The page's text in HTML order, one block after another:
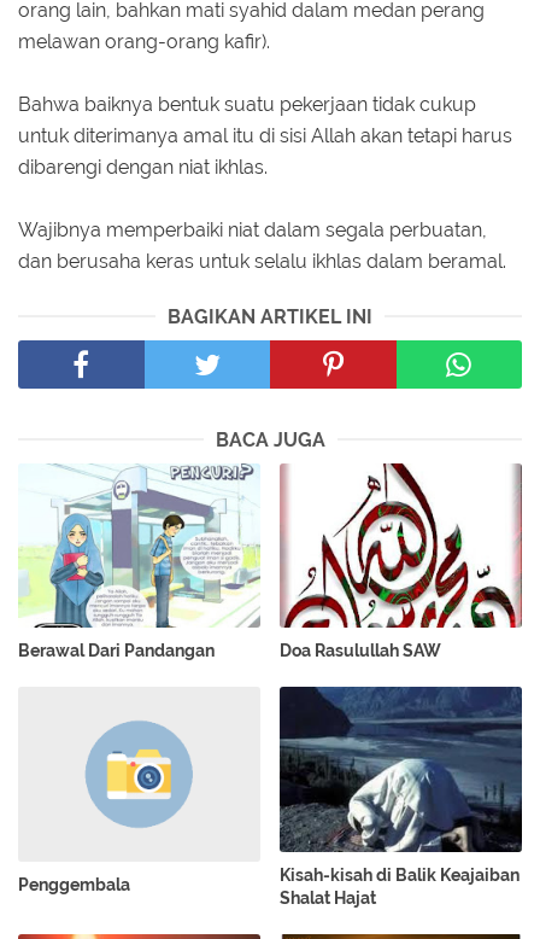
orang lain, bahkan mati syahid dalam medan perang
melawan orang-orang kafir).
Bahwa baiknya bentuk suatu pekerjaan tidak cukup
untuk diterimanya amal itu di sisi Allah akan tetapi harus
dibarengi dengan niat ikhlas.
Wajibnya memperbaiki niat dalam segala perbuatan,
dan berusaha keras untuk selalu ikhlas dalam beramal.
BAGIKAN ARTIKEL INI
BACA JUGA
Berawal Dari Pandangan Doa Rasulullah SAW
Penggembala
Kisah-kisah di Balik Keajaiban
Shalat Hajat